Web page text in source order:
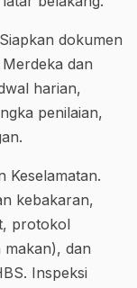
dokumen
dan
harian,
penilaian,
Keselamatan.
kebakaran,
protokol
makan), dan
Inspeksi